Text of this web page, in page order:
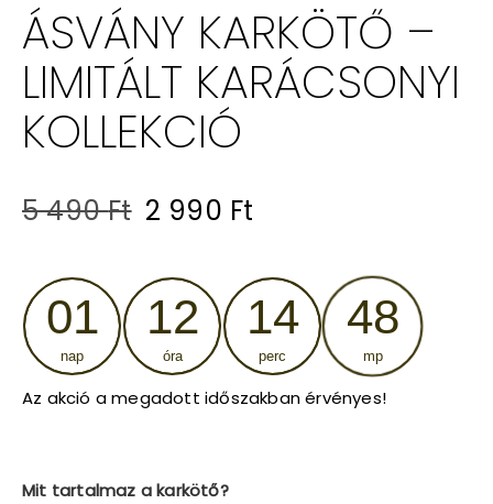
ÁSVÁNY KARKÖTŐ –
LIMITÁLT KARÁCSONYI
KOLLEKCIÓ
5 490Ft Original
was:
5
490 Ft.
2 990 Ft
is:
2
990 Ft.
01
nap
12
óra
14
perc
47
mp
Az akció a megadott időszakban érvényes!
Mit tartalmaz a karkötő?